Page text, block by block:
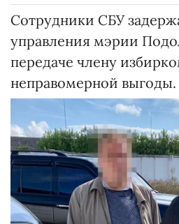
Сотрудники СБУ
управления мэрии
передаче члену
неправомерной выгоды.